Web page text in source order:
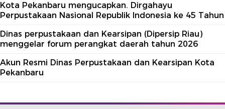
Kota Pekanbaru mengucapkan. Dirgahayu
Perpustakaan Nasional Republik Indonesia ke 45 Tahun
Dinas perpustakaan dan Kearsipan (Dipersip Riau)
menggelar forum perangkat daerah tahun 2026
Akun Resmi Dinas Perpustakaan dan Kearsipan Kota
Pekanbaru